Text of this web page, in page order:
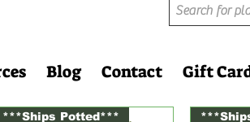
Blog Contact Gift
***Ships Potted***